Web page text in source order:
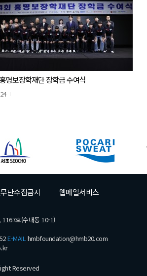
명보장학재단 장학금 수여식
단수집금지 웹메일서비스
호(수내동 10-1)
E-MAILhmbfoundation@hmb20.com
Reserved